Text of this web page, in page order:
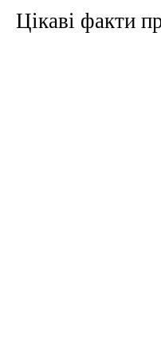
Цікаві факти